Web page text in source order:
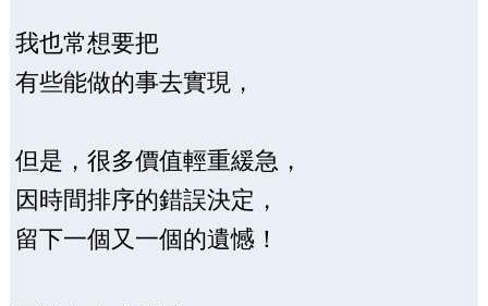
我也常想要把
有些能做的事去實現，
但是，很多價值輕重緩急，
因時間排序的錯誤決定，
留下一個又一個的遺憾！